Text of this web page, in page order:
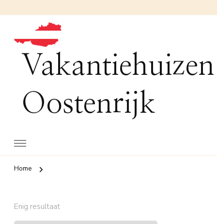
Vakantiehuizen
Oostenrijk
Home
Enig resultaat